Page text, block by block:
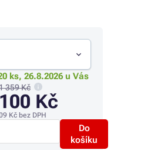
ks, 26.8.2026 u Vás
359 Kč
Kč
Kč bez DPH
Do
košíku